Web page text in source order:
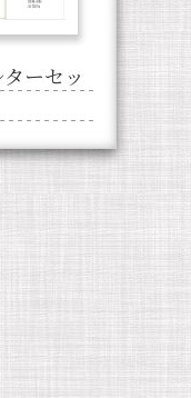
ーセッ